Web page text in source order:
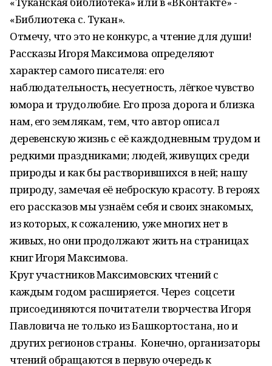
«Библиотека с. Тукан».
Отмечу, что это не конкурс, а чтение для души!
Рассказы Игоря Максимова определяют
характер самого писателя: его
наблюдательность, несуетность, лёгкое чувство
юмора и трудолюбие. Его проза дорога и близка
нам, его землякам, тем, что автор описал
деревенскую жизнь с её каждодневным трудом и
редкими праздниками; людей, живущих среди
природы и как бы растворившихся в ней; нашу
природу, замечая её неброскую красоту. В героях
его рассказов мы узнаём себя и своих знакомых,
из которых, к сожалению, уже многих нет в
живых, но они продолжают жить на страницах
книг Игоря Максимова.
Круг участников Максимовских чтений с
каждым годом расширяется. Через соцсети
присоединяются почитатели творчества Игоря
Павловича не только из Башкортостана, но и
других регионов страны. Конечно, организаторы
чтений обращаются в первую очередь к